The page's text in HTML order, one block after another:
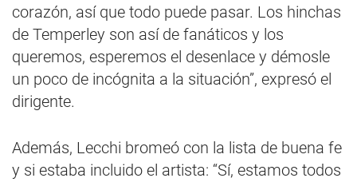
corazón, así que todo puede pasar. Los hinchas
de Temperley son así de fanáticos y los
queremos, esperemos el desenlace y démosle
un poco de incógnita a la situación”, expresó el
dirigente.
Además, Lecchi bromeó con la lista de buena fe
y si estaba incluido el artista: “Sí, estamos todos